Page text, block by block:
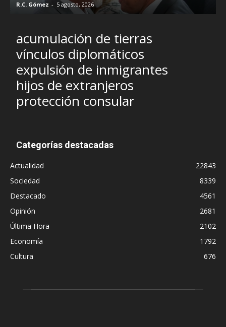
R.C. Gómez - 5 agosto, 2026
acumulación de tierras
vínculos diplomáticos
expulsión de inmigrantes
hijos de extranjeros
protección consular
Categorías destacadas
Actualidad
22843
Sociedad
8339
Destacado
4561
Opinión
2681
Última Hora
2102
Economía
1792
Cultura
676